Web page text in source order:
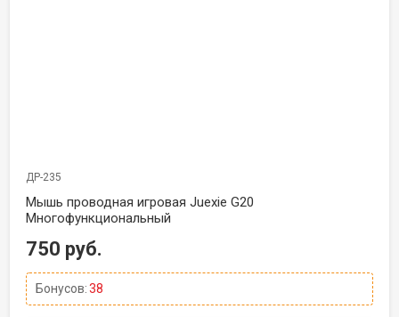
ДР-235
Мышь проводная игровая Juexie G20
Многофункциональный
750 руб.
Бонусов:38